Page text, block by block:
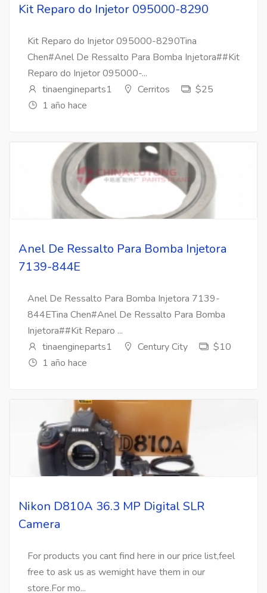
Kit Reparo do Injetor 095000-8290
Kit Reparo do Injetor 095000-8290Tina
Chen#Anel De Ressalto Para Bomba Injetora##Kit
Reparo do Injetor 095000-...
tinaengineparts1
Cerritos
$25
1 año hace
Anel De Ressalto Para Bomba Injetora
7139-844E
Anel De Ressalto Para Bomba Injetora 7139-
844ETina Chen#Anel De Ressalto Para Bomba
Injetora##Kit Reparo ...
tinaengineparts1
Century City
$10
1 año hace
Nikon D810A 36.3 MP Digital SLR
Camera
For products you cant find here in our price list,feel
free to ask us as wemight have them in our
store.For mo...